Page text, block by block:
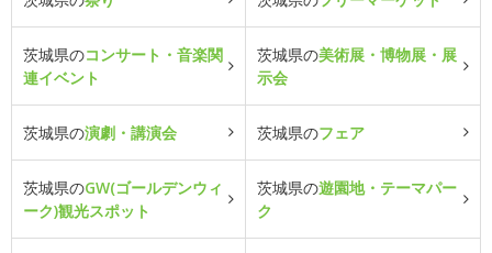
茨城県のコンサート・音楽関
連イベント
茨城県の美術展・博物展・展
示会
茨城県の演劇・講演会 茨城県のフェア
茨城県のGW(ゴールデンウィ
ーク)観光スポット
茨城県の遊園地・テーマパー
ク